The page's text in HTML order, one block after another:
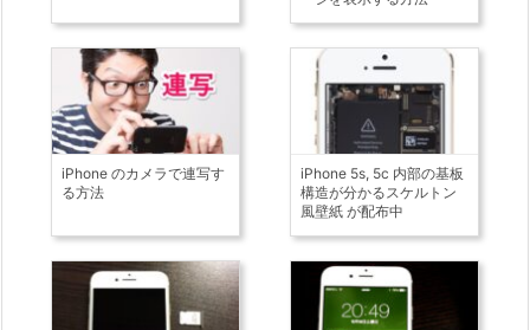
iPhone のカメラで連写す
る方法
iPhone 5s, 5c 内部の基板
構造が分かるスケルトン
風壁紙 が配布中